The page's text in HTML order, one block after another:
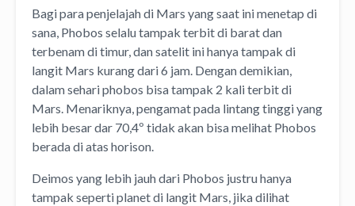
Bagi para penjelajah di Mars yang saat ini menetap di
sana, Phobos selalu tampak terbit di barat dan
terbenam di timur, dan satelit ini hanya tampak di
langit Mars kurang dari 6 jam. Dengan demikian,
dalam sehari phobos bisa tampak 2 kali terbit di
Mars. Menariknya, pengamat pada lintang tinggi yang
lebih besar dar 70,4º tidak akan bisa melihat Phobos
berada di atas horison.
Deimos yang lebih jauh dari Phobos justru hanya
tampak seperti planet di langit Mars, jika dilihat